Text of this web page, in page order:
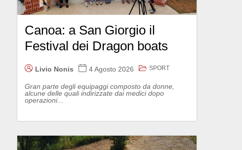
Canoa: a San Giorgio il
Festival dei Dragon boats
Livio Nonis 4 Agosto 2026 SPORT
Gran parte degli equipaggi composto da donne,
alcune delle quali indirizzate dai medici dopo
operazioni...